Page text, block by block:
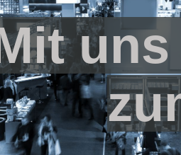
uns